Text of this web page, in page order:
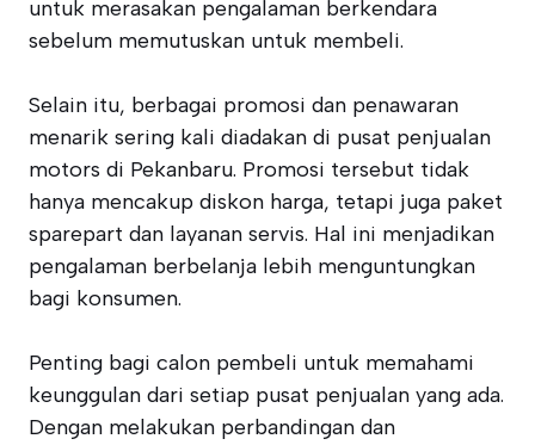
untuk merasakan pengalaman berkendara
sebelum memutuskan untuk membeli.
Selain itu, berbagai promosi dan penawaran
menarik sering kali diadakan di pusat penjualan
motors di Pekanbaru. Promosi tersebut tidak
hanya mencakup diskon harga, tetapi juga paket
sparepart dan layanan servis. Hal ini menjadikan
pengalaman berbelanja lebih menguntungkan
bagi konsumen.
Penting bagi calon pembeli untuk memahami
keunggulan dari setiap pusat penjualan yang ada.
Dengan melakukan perbandingan dan